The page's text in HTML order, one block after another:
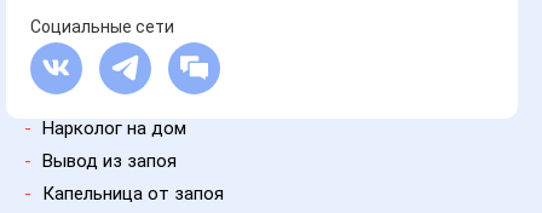
- Нарколог на дом
- Вывод из запоя
-
Капельница от запоя
Социальные сети